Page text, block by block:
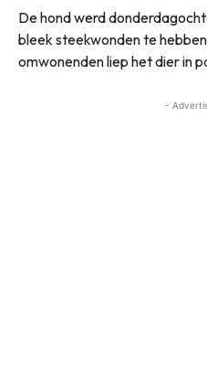
De hond werd
bleek steekwonden te
omwonenden liep het dier in
-